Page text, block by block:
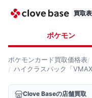
買取表
ポケモン
ポケモンカード買取価格表
ハイクラスパック「
Clove Baseの店舗買取